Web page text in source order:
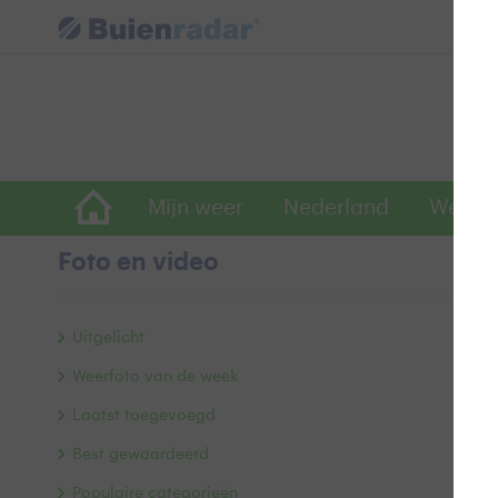
Mijn weer Nederland
Foto en video
Uitgelicht
Weerfoto van de week
Laatst toegevoegd
Best gewaardeerd
Populaire categorieën